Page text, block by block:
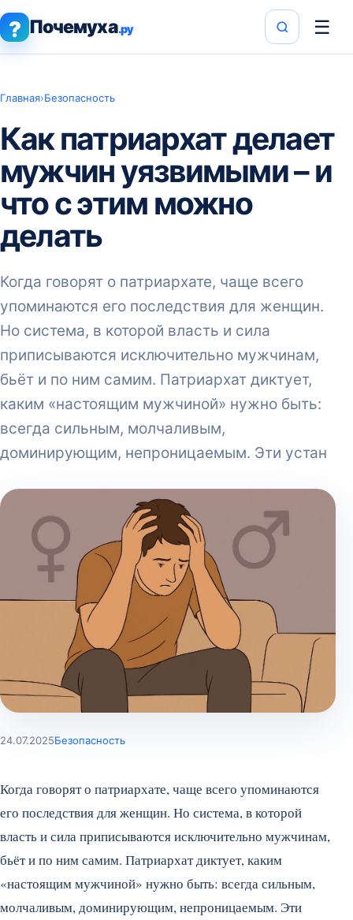
? Почемуха.ру ☰
Главная›Безопасность
Как патриархат делает
мужчин уязвимыми – и
что с этим можно
делать
Когда говорят о патриархате, чаще всего
упоминаются его последствия для женщин.
Но система, в которой власть и сила
приписываются исключительно мужчинам,
бьёт и по ним самим. Патриархат диктует,
каким «настоящим мужчиной» нужно быть:
всегда сильным, молчаливым,
доминирующим, непроницаемым. Эти устан
24.07.2025Безопасность
Когда говорят о патриархате, чаще всего упоминаются
его последствия для женщин. Но система, в которой
власть и сила приписываются исключительно мужчинам,
бьёт и по ним самим. Патриархат диктует, каким
«настоящим мужчиной» нужно быть: всегда сильным,
молчаливым, доминирующим, непроницаемым. Эти